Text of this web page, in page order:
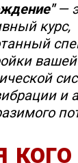
кого
—
курс,
вашей
и